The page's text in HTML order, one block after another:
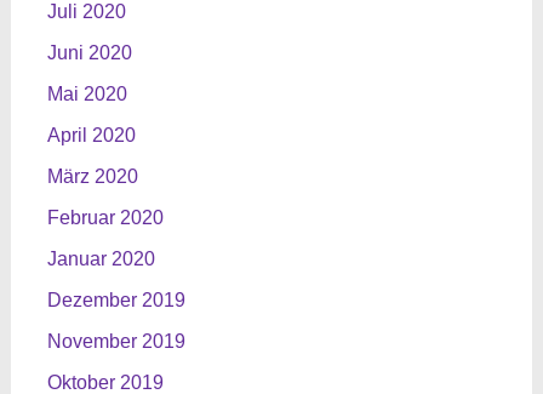
Juli 2020
Juni 2020
Mai 2020
April 2020
März 2020
Februar 2020
Januar 2020
Dezember 2019
November 2019
Oktober 2019